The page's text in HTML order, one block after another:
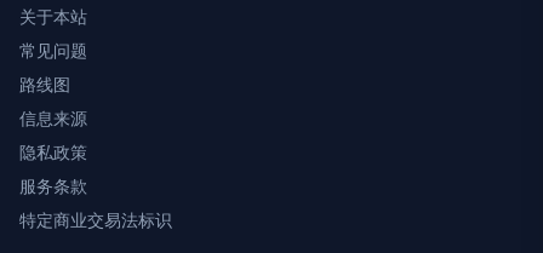
关于本站
常见问题
路线图
信息来源
隐私政策
服务条款
特定商业交易法标识